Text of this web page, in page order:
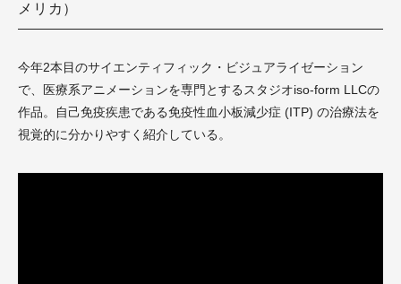
メリカ）
今年2本目のサイエンティフィック・ビジュアライゼーション
で、医療系アニメーションを専門とするスタジオiso-form LLCの
作品。自己免疫疾患である免疫性血小板減少症 (ITP) の治療法を
視覚的に分かりやすく紹介している。